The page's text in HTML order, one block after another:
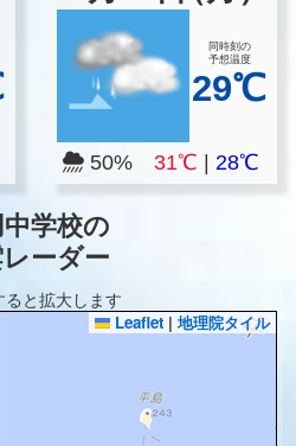
同時刻の
予想温度
29℃
50%31℃ |28℃
学校の
ーダー
ると拡大します
Leaflet | 地理院タイル